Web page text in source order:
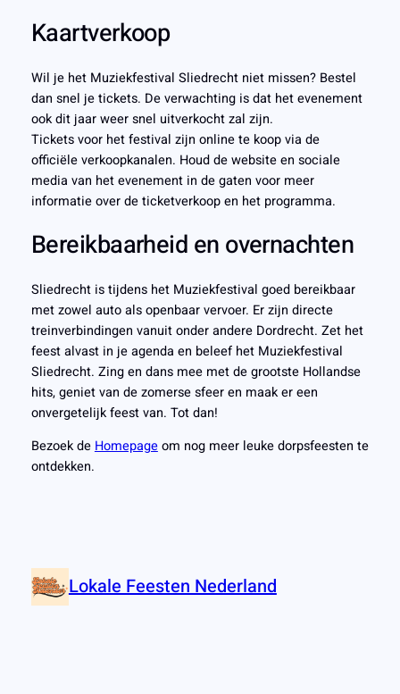
Kaartverkoop
Wil je het Muziekfestival Sliedrecht niet missen? Bestel
dan snel je tickets. De verwachting is dat het evenement
ook dit jaar weer snel uitverkocht zal zijn.
Tickets voor het festival zijn online te koop via de
officiële verkoopkanalen. Houd de website en sociale
media van het evenement in de gaten voor meer
informatie over de ticketverkoop en het programma.
Bereikbaarheid en overnachten
Sliedrecht is tijdens het Muziekfestival goed bereikbaar
met zowel auto als openbaar vervoer. Er zijn directe
treinverbindingen vanuit onder andere Dordrecht. Zet het
feest alvast in je agenda en beleef het Muziekfestival
Sliedrecht. Zing en dans mee met de grootste Hollandse
hits, geniet van de zomerse sfeer en maak er een
onvergetelijk feest van. Tot dan!
Bezoek deHomepageom nog meer leuke dorpsfeesten te
ontdekken.
Lokale Feesten Nederland